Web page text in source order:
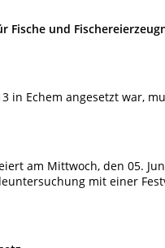
und
in Echem angesetzt war,
am Mittwoch, den 05.
mit einer